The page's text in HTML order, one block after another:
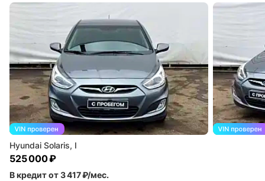
Hyundai Solaris, I
525 000 ₽
В кредит от 3 417 ₽/мес.